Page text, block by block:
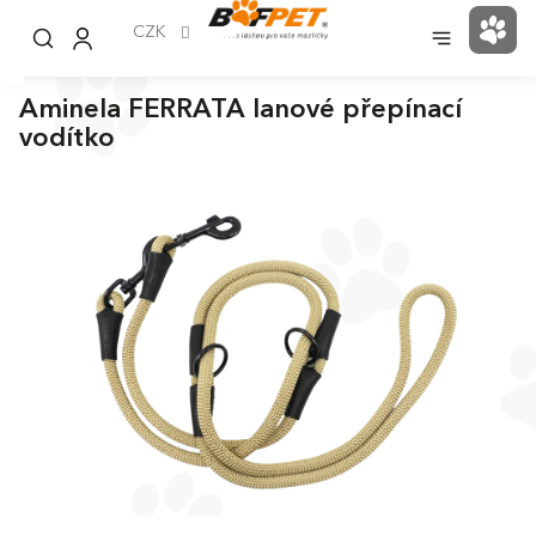
CZK
Aminela FERRATA lanové přepínací
vodítko